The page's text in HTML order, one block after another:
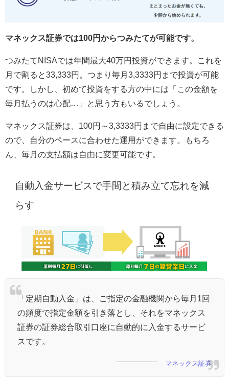
マネックス証券では100円からつみたてが可能です。
つみたてNISAでは年間最大40万円投資ができます。これを
月で割ると33,333円。つまり毎月3,3333円まで投資が可能
です。しかし、初めて投資をする方の中には「この金額を
毎月払うのは心配…」と思う方もいるでしょう。
マネックス証券は、100円～3,3333円まで自由に設定できる
ので、自分のペースに合わせた運用ができます。もちろ
ん、毎月の支払額は自由に変更可能です。
自動入金サービスで手間と積み立て忘れを減
らす
「定期自動入金」は、ご指定の金融機関から毎月1回
の頻度で指定金額を引き落とし、それをマネックス
証券の証券総合取引口座に自動的に入金するサービ
スです。
マネックス証券